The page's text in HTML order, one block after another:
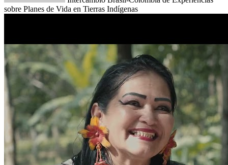
sobre Planes de Vida en Tierras Indígenas